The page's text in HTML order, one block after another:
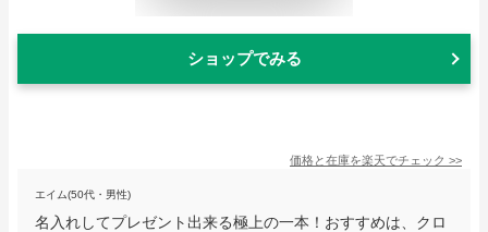
ショップでみる
価格と在庫を楽天でチェック >>
エイム(50代・男性)
名入れしてプレゼント出来る極上の一本！おすすめは、クロ